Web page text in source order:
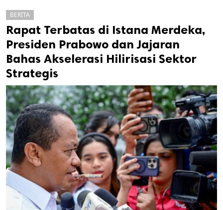
cipta.
BERITA
Rapat Terbatas di Istana Merdeka,
Presiden Prabowo dan Jajaran
Bahas Akselerasi Hilirisasi Sektor
Strategis